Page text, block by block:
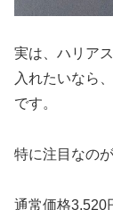
実は、ハリア
入れたいなら、
です。
特に注目なのが
通常価格3,520